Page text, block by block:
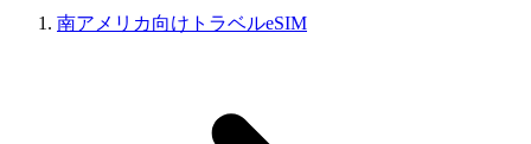
南アメリカ向けトラベルeSIM